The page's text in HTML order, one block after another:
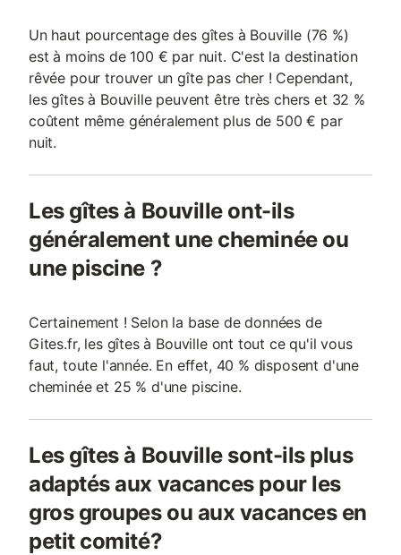
Un haut pourcentage des gîtes à Bouville (76 %)
est à moins de 100 € par nuit. C'est la destination
rêvée pour trouver un gîte pas cher ! Cependant,
les gîtes à Bouville peuvent être très chers et 32 %
coûtent même généralement plus de 500 € par
nuit.
Les gîtes à Bouville ont-ils
généralement une cheminée ou
une piscine ?
Certainement ! Selon la base de données de
Gites.fr, les gîtes à Bouville ont tout ce qu'il vous
faut, toute l'année. En effet, 40 % disposent d'une
cheminée et 25 % d'une piscine.
Les gîtes à Bouville sont-ils plus
adaptés aux vacances pour les
gros groupes ou aux vacances en
petit comité?